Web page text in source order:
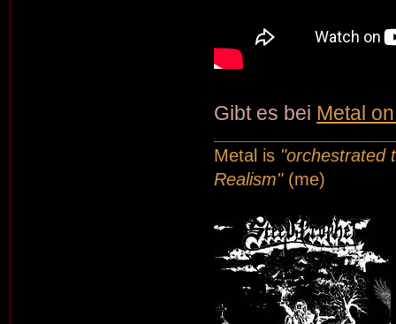
Gibt es bei Metal
Metal is "orchestrated
Realism"(me)